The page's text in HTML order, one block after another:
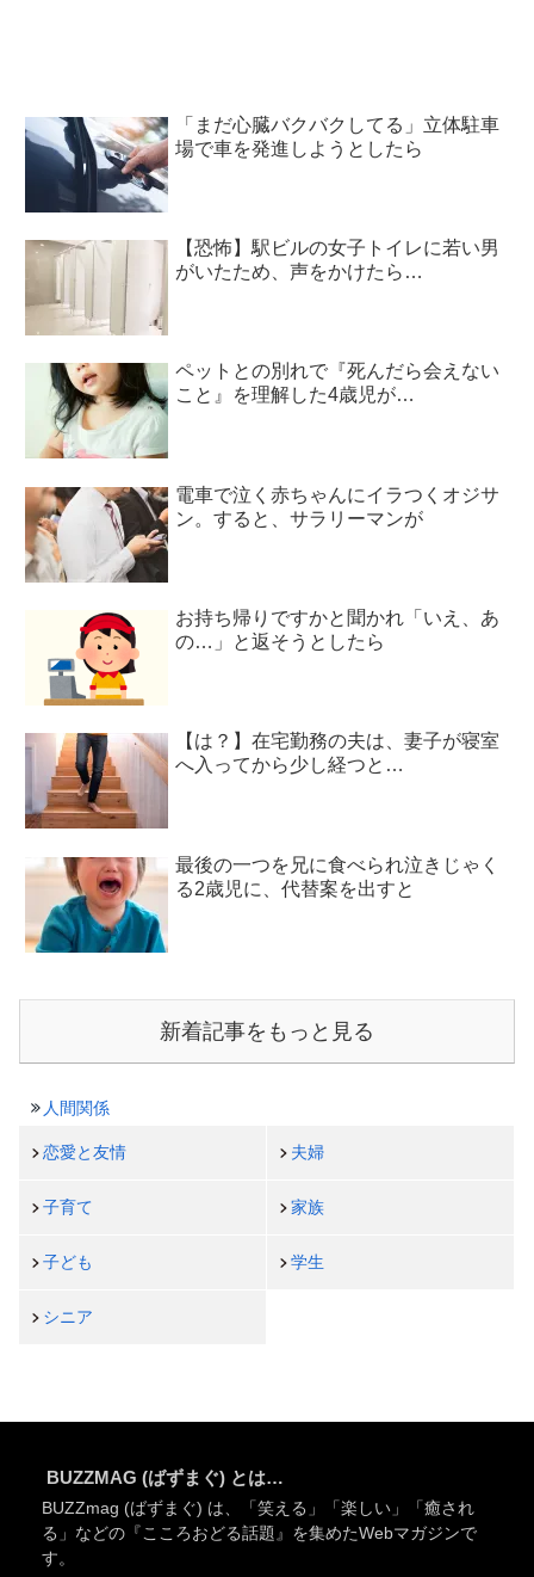
「まだ心臓バクバクしてる」立体駐車
場で車を発進しようとしたら
【恐怖】駅ビルの女子トイレに若い男
がいたため、声をかけたら…
ペットとの別れで『死んだら会えない
こと』を理解した4歳児が…
電車で泣く赤ちゃんにイラつくオジサ
ン。すると、サラリーマンが
お持ち帰りですかと聞かれ「いえ、あ
の…」と返そうとしたら
【は？】在宅勤務の夫は、妻子が寝室
へ入ってから少し経つと…
最後の一つを兄に食べられ泣きじゃく
る2歳児に、代替案を出すと
新着記事をもっと見る
人間関係
恋愛と友情 夫婦
子育て 家族
子ども 学生
シニア
BUZZMAG (ばずまぐ) とは…
BUZZmag (ばずまぐ) は、「笑える」「楽しい」「癒され
る」などの『こころおどる話題』を集めたWebマガジンで
す。